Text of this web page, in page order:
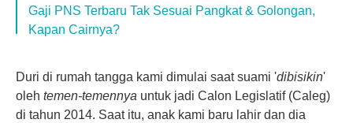
Gaji PNS Terbaru Tak Sesuai Pangkat & Golongan,
Kapan Cairnya?
Duri di rumah tangga kami dimulai saat suami 'dibisikin'
oleh temen-temennya untuk jadi Calon Legislatif (Caleg)
di tahun 2014. Saat itu, anak kami baru lahir dan dia